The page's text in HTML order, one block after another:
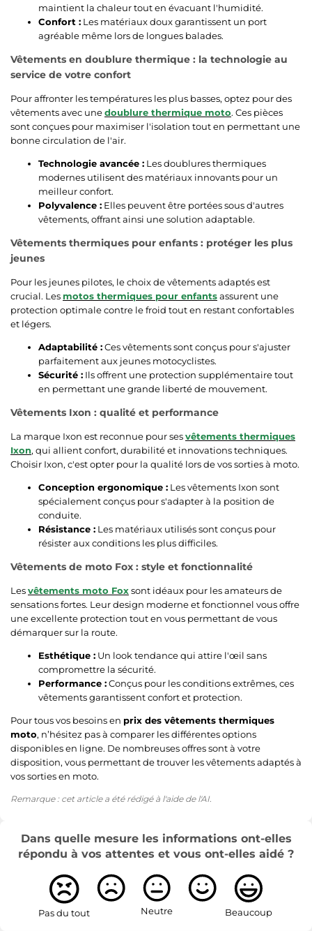
maintient la chaleur tout en évacuant l'humidité.
Confort : Les matériaux doux garantissent un port
agréable même lors de longues balades.
Vêtements en doublure thermique : la technologie au
service de votre confort
Pour affronter les températures les plus basses, optez pour des
vêtements avec unedoublure thermique moto. Ces pièces
sont conçues pour maximiser l'isolation tout en permettant une
bonne circulation de l'air.
Technologie avancée : Les doublures thermiques
modernes utilisent des matériaux innovants pour un
meilleur confort.
Polyvalence : Elles peuvent être portées sous d'autres
vêtements, offrant ainsi une solution adaptable.
Vêtements thermiques pour enfants : protéger les plus
jeunes
Pour les jeunes pilotes, le choix de vêtements adaptés est
crucial. Les motos thermiques pour enfantsassurent une
protection optimale contre le froid tout en restant confortables
et légers.
Adaptabilité :Ces vêtements sont conçus pour s'ajuster
parfaitement aux jeunes motocyclistes.
Sécurité : Ils offrent une protection supplémentaire tout
en permettant une grande liberté de mouvement.
Vêtements Ixon : qualité et performance
La marque Ixon est reconnue pour sesvêtements thermiques
Ixon, qui allient confort, durabilité et innovations techniques.
Choisir Ixon, c'est opter pour la qualité lors de vos sorties à moto.
Conception ergonomique : Les vêtements Ixon sont
spécialement conçus pour s'adapter à la position de
conduite.
Résistance : Les matériaux utilisés sont conçus pour
résister aux conditions les plus difficiles.
Vêtements de moto Fox : style et fonctionnalité
Lesvêtements moto Foxsont idéaux pour les amateurs de
sensations fortes. Leur design moderne et fonctionnel vous offre
une excellente protection tout en vous permettant de vous
démarquer sur la route.
Esthétique : Un look tendance qui attire l'œil sans
compromettre la sécurité.
Performance :Conçus pour les conditions extrêmes, ces
vêtements garantissent confort et protection.
Pour tous vos besoins en prix des vêtements thermiques
moto, n’hésitez pas à comparer les différentes options
disponibles en ligne. De nombreuses offres sont à votre
disposition, vous permettant de trouver les vêtements adaptés à
vos sorties en moto.
Remarque : cet article a été rédigé à l'aide de l'AI.
Dans quelle mesure les informations ont-elles
répondu à vos attentes et vous ont-elles aidé ?
Pas du tout Neutre Beaucoup